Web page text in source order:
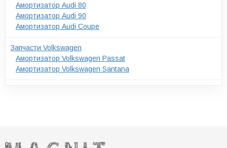
Амортизатор Audi 80
Амортизатор Audi 90
Амортизатор Audi Coupe
Запчасти Volkswagen
Амортизатор Volkswagen Passat
Амортизатор Volkswagen Santana